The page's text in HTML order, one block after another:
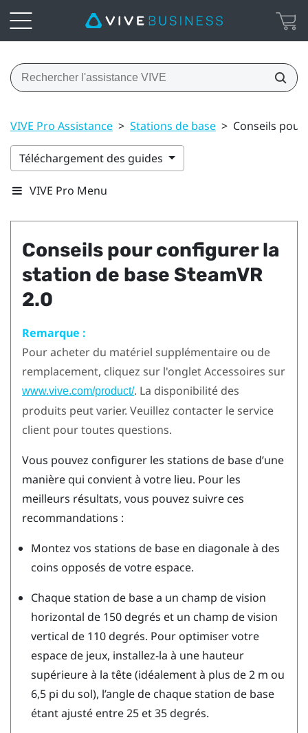
VIVE Pro Assistance > Stations de base > Conseils
Téléchargement des guides
VIVE Pro Menu
Conseils pour configurer la
station de base SteamVR
2.0
Remarque :
Pour acheter du matériel supplémentaire ou de
remplacement, cliquez sur l'onglet Accessoires sur
www.vive.com/product/. La disponibilité des
produits peut varier. Veuillez contacter le service
client pour toutes questions.
Vous pouvez configurer les stations de base d’une
manière qui convient à votre lieu. Pour les
meilleurs résultats, vous pouvez suivre ces
recommandations :
Montez vos stations de base en diagonale à des
coins opposés de votre espace.
Chaque station de base a un champ de vision
horizontal de 150 degrés et un champ de vision
vertical de 110 degrés. Pour optimiser votre
espace de jeux, installez-la à une hauteur
supérieure à la tête (idéalement à plus de 2 m ou
6,5 pi du sol), l’angle de chaque station de base
étant ajusté entre 25 et 35 degrés.